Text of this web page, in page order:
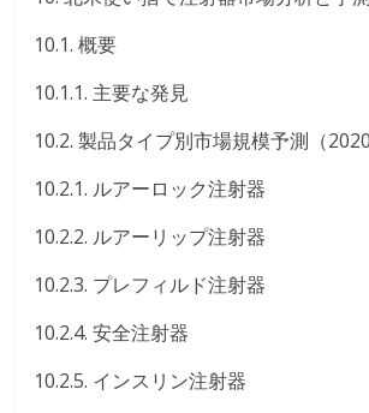
10.1. 概要
10.1.1. 主要な発見
10.2. 製品タイプ別市場規模予測（
10.2.1. ルアーロック注射器
10.2.2. ルアーリップ注射器
10.2.3. プレフィルド注射器
10.2.4. 安全注射器
10.2.5. インスリン注射器